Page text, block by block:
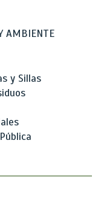
AMBIENTE
y Sillas